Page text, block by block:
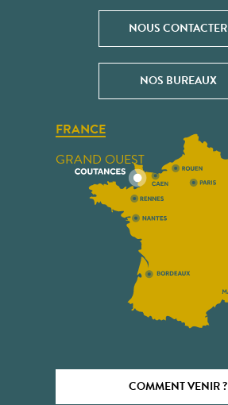
NOUS CONTACTER
NOS BUREAUX
FRANCE
GRAND OUEST
COMMENT VENIR ?